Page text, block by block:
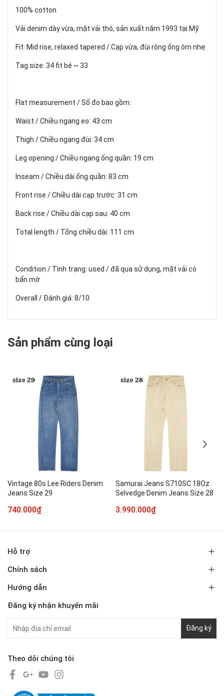
100% cotton
Vải denim dày vừa, mặt vải thô, sản xuất năm 1993 tại Mỹ
Fit: Mid rise, relaxed tapered / Cạp vừa, đùi rộng ống ôm nhẹ
Tag size: 34 fit bé ~ 33
Flat measurement / Số đo bao gồm:
Waist / Chiều ngang eo: 43 cm
Thigh / Chiều ngang đùi: 34 cm
Leg opening / Chiều ngang ống quần: 19 cm
Inseam / Chiều dài ống quần: 83 cm
Front rise / Chiều dài cạp trước: 31 cm
Back rise / Chiều dài cạp sau: 40 cm
Total length / Tổng chiều dài: 111 cm
Condition / Tình trạng: used / đã qua sử dụng, mặt vải có
bẩn mờ
Overall / Đánh giá: 8/10
Sản phẩm cùng loại
Vintage 80s Lee Riders Denim
Jeans Size 29
740.000₫
Samurai Jeans S710SC 18Oz
Selvedge Denim Jeans Size 28
3.990.000₫
Hỗ trợ
Chính sách
Hướng dẫn
Đăng ký nhận khuyến mãi
Đăng ký
Theo dõi chúng tôi